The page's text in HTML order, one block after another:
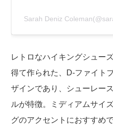
Sarah Deniz
レトロなハイキングシュー
得て作られた、D-ファイト
ザインであり、シューレー
ルが特徴。ミディアムサイ
グのアクセントにおすすめで